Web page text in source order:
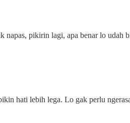
napas, pikirin lagi, apa benar lo udah
hati lebih lega. Lo gak perlu